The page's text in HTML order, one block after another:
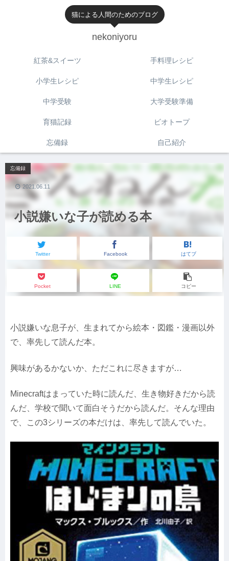
猫による人間のためのブログ
nekoniyoru
紅茶&スイーツ 手料理レシピ
小学生レシピ 中学生レシピ
中学受験 大学受験準備
育猫記録 ビオトープ
忘備録 自己紹介
小説嫌いな子が読める本
忘備録
Twitter Facebook はてブ
Pocket LINE コピー
2021.06.11
小説嫌いな息子が、生まれてから絵本・図鑑・漫画以外
で、率先して読んだ本。
興味があるかないか、ただこれに尽きますが…
Minecraftはまっていた時に読んだ、生き物好きだから読
んだ、学校で聞いて面白そうだから読んだ。そんな理由
で、この3シリーズの本だけは、率先して読んでいた。